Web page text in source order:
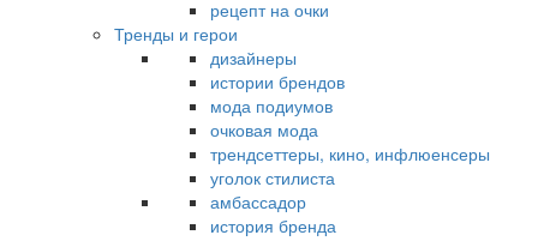
рецепт на очки
Тренды и герои
дизайнеры
истории брендов
мода подиумов
очковая мода
трендсеттеры, кино, инфлюенсеры
уголок стилиста
амбассадор
история бренда